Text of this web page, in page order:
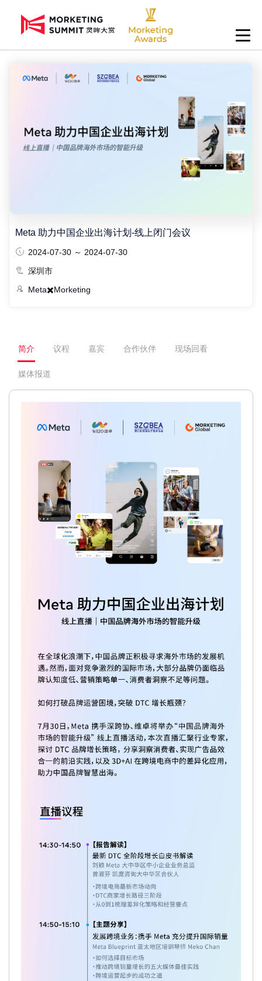
Meta 助力中国企业出海计划-线上闭门会议
2024-07-30 ～ 2024-07-30
深圳市
Meta✖️Morketing
简介 议程 嘉宾 合作伙伴 现场回看
媒体报道